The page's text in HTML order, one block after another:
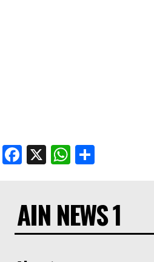
Facebook
X WhatsApp
AIN NEWS 1